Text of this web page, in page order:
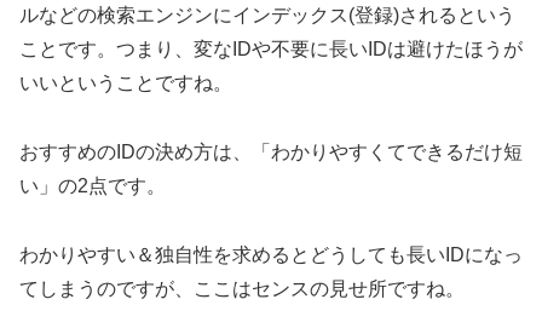
ルなどの検索エンジンにインデックス(登録)されるという
ことです。つまり、変なIDや不要に長いIDは避けたほうが
いいということですね。
おすすめのIDの決め方は、「わかりやすくてできるだけ短
い」の2点です。
わかりやすい＆独自性を求めるとどうしても長いIDになっ
てしまうのですが、ここはセンスの見せ所ですね。